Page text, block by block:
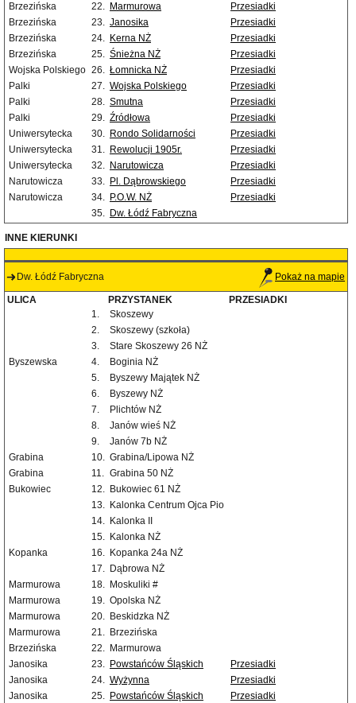
Brzezińska
22. Marmurowa
Przesiadki
Brzezińska
23. Janosika
Przesiadki
Brzezińska
24. Kerna NŻ
Przesiadki
Brzezińska
25. Śnieżna NŻ
Przesiadki
Wojska Polskiego 26. Łomnicka NŻ
Przesiadki
Palki
27. Wojska Polskiego
Przesiadki
Palki
28. Smutna
Przesiadki
Palki
29. Źródłowa
Przesiadki
Uniwersytecka
30. Rondo Solidarności
Przesiadki
Uniwersytecka
31. Rewolucji 1905r.
Przesiadki
Uniwersytecka
32. Narutowicza
Przesiadki
Narutowicza
33. Pl. Dąbrowskiego
Przesiadki
Narutowicza
34. P.O.W. NŻ
Przesiadki
35. Dw. Łódź Fabryczna
INNE KIERUNKI
Dw. Łódź Fabryczna Pokaż na mapie
ULICA PRZYSTANEK
PRZESIADKI
1.
Skoszewy
2.
Skoszewy (szkoła)
3.
Stare Skoszewy 26 NŻ
Byszewska
4.
Boginia NŻ
5.
Byszewy Majątek NŻ
6.
Byszewy NŻ
7.
Plichtów NŻ
8.
Janów wieś NŻ
9.
Janów 7b NŻ
Grabina
10. Grabina/Lipowa NŻ
Grabina
11. Grabina 50 NŻ
Bukowiec
12. Bukowiec 61 NŻ
13. Kalonka Centrum Ojca Pio
14. Kalonka II
15. Kalonka NŻ
Kopanka
16. Kopanka 24a NŻ
17. Dąbrowa NŻ
Marmurowa
18. Moskuliki #
Marmurowa
19. Opolska NŻ
Marmurowa
20. Beskidzka NŻ
Marmurowa
21. Brzezińska
Brzezińska
22. Marmurowa
Janosika
23. Powstańców Śląskich
Przesiadki
Janosika
24. Wyżynna
Przesiadki
Janosika
25. Powstańców Śląskich Przesiadki